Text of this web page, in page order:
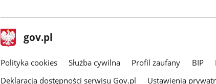
stopka
gov.pl Strona
gov.pl
gov.pl
Polityka cookies Służba cywilna Profil zaufany BIP
Deklaracja dostępności serwisu Gov.pl
Ustawienia